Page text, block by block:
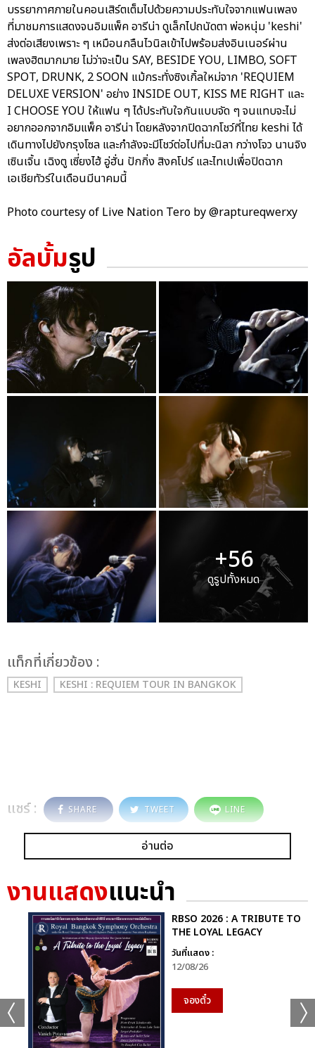
บรรยากาศภายในคอนเสิร์ตเต็มไปด้วยความประทับใจจากแฟนเพลง
ที่มาชมการแสดงจนอิมแพ็ค อารีน่า ดูเล็กไปถนัดตา พ่อหนุ่ม 'keshi'
ส่งต่อเสียงเพราะ ๆ เหมือนกลืนไวนิลเข้าไปพร้อมส่งอินเนอร์ผ่าน
เพลงฮิตมากมาย ไม่ว่าจะเป็น SAY, BESIDE YOU, LIMBO, SOFT
SPOT, DRUNK, 2 SOON แม้กระทั่งซิงเกิ้ลใหม่จาก 'REQUIEM
DELUXE VERSION' อย่าง INSIDE OUT, KISS ME RIGHT และ
I CHOOSE YOU ให้แฟน ๆ ได้ประทับใจกันแบบจัด ๆ จนแทบจะไม่
อยากออกจากอิมแพ็ค อารีน่า โดยหลังจากปิดฉากโชว์ที่ไทย keshi ได้
เดินทางไปยังกรุงโซล และกำลังจะมีโชว์ต่อไปที่มะนิลา กว่างโจว นานจิง
เซินเจิ้น เฉิงตู เซี่ยงไฮ้ อู่ฮั่น ปักกิ่ง สิงคโปร์ และไทเปเพื่อปิดฉาก
เอเชียทัวร์ในเดือนมีนาคมนี้
Photo courtesy of Live Nation Tero by @raptureqwerxy
อัลบั้มรูป
+56
ดูรูปทั้งหมด
เเท็กที่เกี่ยวข้อง :
KESHI KESHI : REQUIEM TOUR IN BANGKOK
แชร์ : SHARE TWEET LINE
อ่านต่อ
งานแสดงแนะนำ
RBSO 2026 : A TRIBUTE TO
THE LOYAL LEGACY
วันที่แสดง :
12/08/26
จองตั๋ว